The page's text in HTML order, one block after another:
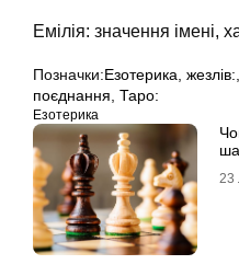
Емілія: значення імені,
Позначки:Езотерика, жезлів:,
поєднання, Таро:
Езотерика
23